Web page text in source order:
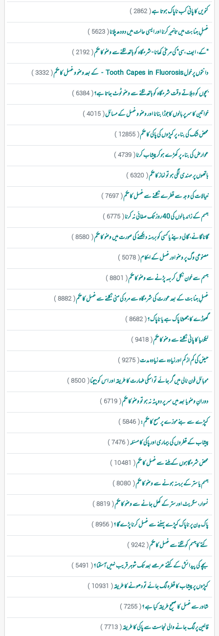
کنویں کا پانی کب ناپاک ہوتا ہے( 2862 )
غسلِ جنابت میں تاخیر کرنا اور ایسی حالت میں دودھ پلانا( 5623 )
"کے، ایف ،سی" کی مرغی کھانا - شرمگاہ کو ہاتھ لگنےسے وضو کا حکم( 2192 )
دانتوں پر خول Tooth Capes in Fluorosis - کے بعد وضو و غسل کا حکم ( 3332 )
بچوں کو دہلاتے وقت شرمگاہ کو ہاتھ لگنے سے وضو ٹوٹ جاتا ہے؟( 6384 )
خواتین کا سرپر بالوں کاجوڑا بنانا اور وضو و غسل کے مسائل( 4015 )
محض شک کی بناء پر کپڑوں کی پاکی کا حکم( 12855 )
عوارض کی بناء پر کھڑے ہوکر پیشاب کرنا( 4739 )
ہاتھوں پر مہندی لگی ہو تو نماز کا حکم( 6320 )
خیالات کی وجہ سے قطرے نکلنے سے غسل کا حکم( 7697 )
جسم کے زائد بالوں کی 40 روز تک صفائی نہ کرنا ( 6775 )
گانا گانے، گالی دینے یا کسی کو برہنہ دیکھنے کی صورت میں وضو کا حکم( 8580 )
مصنوعی وگ پر وضو اور غسل کے احکام( 5078 )
جسم سے خون نکل کر بہہ پڑنے سے وضو کا حکم( 8801 )
غسلِ جنابت کے بعد عورت کی شرمگاہ سے مرد کی منی نکلنے سے غسل کا حکم( 8882 )
گھوڑے کا جھوٹا پاک ہے یا ناپاک ؟( 8682 )
لیکوریا کا پانی نکلنے سے وضو کا حکم( 9418 )
حیض کی کم از کم اور زیادہ سے زیادہ مدت( 9275 )
موبائل فون نالی میں گر جائے تو اسکی طہارت کا طریقہ اور اس کو بیچنا( 8500 )
دورانِ وضو یا بعد میں سر پر دوپٹہ نہ ہو تو وضو کا حکم( 6719 )
کپڑے سے بنے موزے پر مسح کا حکم:( 5846 )
پیشاب کے قطروں کی بیماری اور پاکی کا مسئلہ( 7476 )
محض شرمگاہوں کے ملنے سے غسل کا حکم( 10481 )
جسم یا ستر کے برہنہ ہونے سے وضو کا حکم( 8080 )
نسوار، سگریٹ اور ستر کے کھل جانے سے وضو کا حکم( 8819 )
پاک بدن پر ناپاک کپڑے پہننے سے غسل کرنا پڑے گا ؟( 8956 )
کتے کاجسم کو لگنےسے غسل کا حکم( 9242 )
بچے کی پیدائش کے کتنے عرصے بعد تک شوہر قریب نہیں آسکتا ؟( 5491 )
کپڑوں پر پیشاب کا قطرہ لگ جائے تو دھونے کا طریقہ( 10931 )
شاور سے غسل کا صحیح طریقہ کیا ہے ؟( 7255 )
قالین پر لگ جانے والی نجاست سے پاکی کا طریقہ( 7713 )